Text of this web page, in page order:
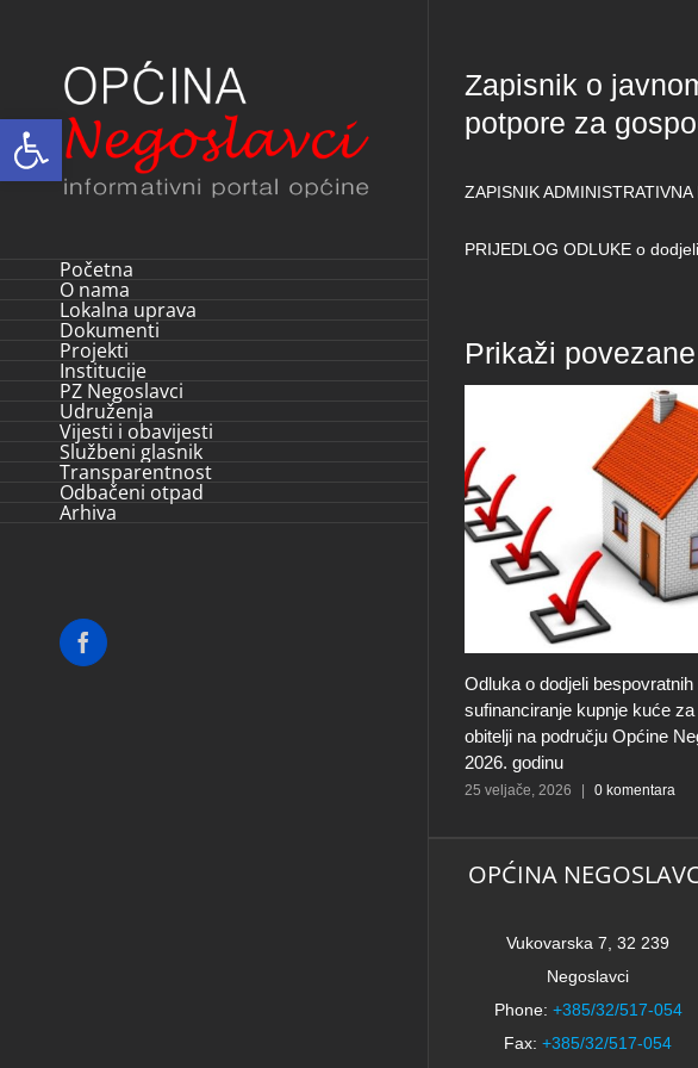
Open toolbar
Početna
O nama
Lokalna uprava
Dokumenti
Projekti
Institucije
PZ Negoslavci
Udruženja
Vijesti i obavijesti
Službeni glasnik
Transparentnost
Odbačeni otpad
Arhiva
Facebook
Zapisnik o
potpore za
ZAPISNIK
PRIJEDLOG ODLUKE o
Prikaži
Odluka o dodjeli
sufinanciranje kupnje kuće
obitelji na području Općine
2026. godinu
25 veljače, 2026 0 komentara
OPĆINA
Vukovarska 7, 32 239
Negoslavci
Phone: +385/32/517-054
Fax: +385/32/517-054